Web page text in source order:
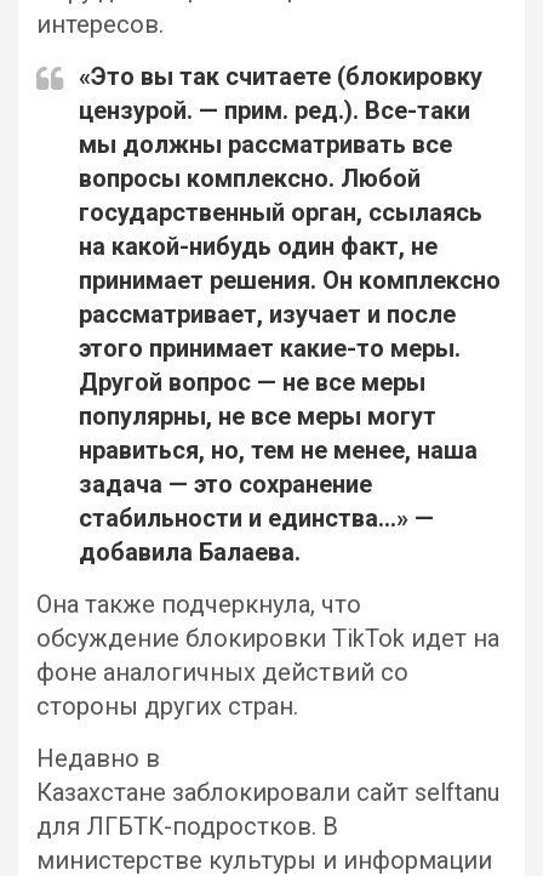
интересов.
«Это вы так считаете (блокировку
цензурой. — прим. ред.). Все-таки
мы должны рассматривать все
вопросы комплексно. Любой
государственный орган, ссылаясь
на какой-нибудь один факт, не
принимает решения. Он комплексно
рассматривает, изучает и после
этого принимает какие-то меры.
Другой вопрос — не все меры
популярны, не все меры могут
нравиться, но, тем не менее, наша
задача — это сохранение
стабильности и единства…» —
добавила Балаева.
Она также подчеркнула, что
обсуждение блокировки TikTok идет на
фоне аналогичных действий со
стороны других стран.
Недавно в
Казахстане заблокировали сайт selftanu
для ЛГБТК-подростков. В
министерстве культуры и информации